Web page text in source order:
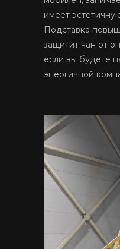
имеет
Подставка
защитит чан от
если вы будете
энергичной